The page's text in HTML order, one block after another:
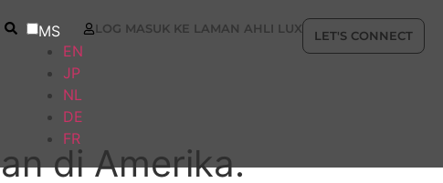
MS
EN
JP
NL
DE
FR
LOG MASUK KE LAMAN AHLI LUX
LET'S CONNECT
di Amerika.